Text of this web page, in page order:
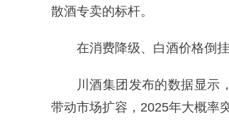
散酒专卖的标杆。
在消费降级、白酒价格倒
川酒集团发布的数据显示
带动市场扩容，2025年大概率